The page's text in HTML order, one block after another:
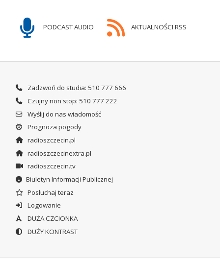
PODCAST AUDIO AKTUALNOŚCI RSS
Zadzwoń do studia: 510 777 666
Czujny non stop: 510 777 222
Wyślij do nas wiadomość
Prognoza pogody
radioszczecin.pl
radioszczecinextra.pl
radioszczecin.tv
Biuletyn Informacji Publicznej
Posłuchaj teraz
Logowanie
DUŻA CZCIONKA
DUŻY KONTRAST